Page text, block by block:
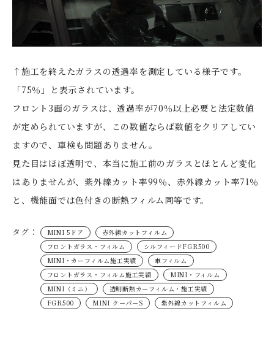
↑施工を終えたガラスの透過率を測定している様子です。
「75％」と表示されています。
フロント3面のガラスは、透過率が70％以上必要と法定数値
が定められていますが、この数値ならば数値をクリアしてい
ますので、車検も問題ありません。
見た目はほぼ透明で、本当に施工前のガラスとほとんど変化
はありませんが、紫外線カット率99％、赤外線カット率71％
と、機能面では色付きの断熱フィルム同等です。
タグ： MINI 5ドア
赤外線カットフィルム
フロントガラス・フィルム
シルフィードFGR500
MINI・カーフィルム施工実績
車フィルム
フロントガラス・フィルム施工実績
MINI・フィルム
MINI（ミニ）
透明断熱カーフィルム・施工実績
FGR500
MINI クーパーS 紫外線カットフィルム